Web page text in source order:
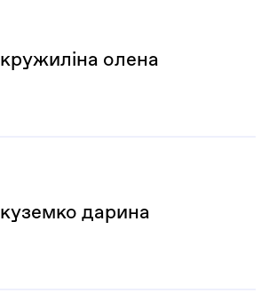
кружиліна олена
куземко дарина